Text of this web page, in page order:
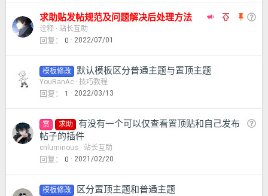
推
全置 问
求助贴发帖规范及问题解决后处理方法
诠释 站长互助
回复 0 2022/07/01
模板修改 默认模板区分普通主题与置顶主题
YouRanAc 技巧教程
回复 1 2022/03/13
问
赏 求助
有没有一个可以仅查看置顶贴和自己发布
帖子的插件
cnluminous 站长互助
回复 0 2021/02/20
模板修改 区分置顶主题和普通主题